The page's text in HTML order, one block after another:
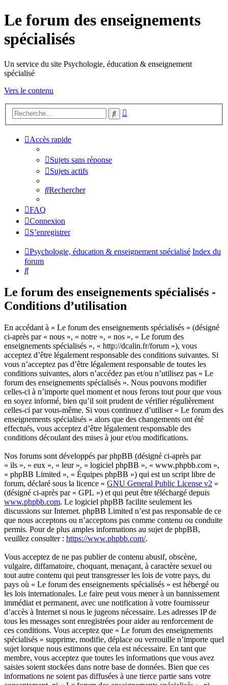
Le forum des enseignements
spécialisés
Un service du site Psychologie, éducation & enseignement
spécialisé
Vers le contenu
Rechercher
Accès rapide
Sujets sans réponse
Sujets actifs
Rechercher
FAQ
Connexion
S’enregistrer
Psychologie, éducation & enseignement spécialisé Index du
forum
Rechercher
Le forum des enseignements spécialisés -
Conditions d’utilisation
En accédant à « Le forum des enseignements spécialisés » (désigné
ci-après par « nous », « notre », « nos », « Le forum des
enseignements spécialisés », « http://dcalin.fr/forum »), vous
acceptez d’être légalement responsable des conditions suivantes. Si
vous n’acceptez pas d’être légalement responsable de toutes les
conditions suivantes, alors n’accédez pas et/ou n’utilisez pas « Le
forum des enseignements spécialisés ». Nous pouvons modifier
celles-ci à n’importe quel moment et nous ferons tout pour que vous
en soyez informé, bien qu’il soit prudent de vérifier régulièrement
celles-ci par vous-même. Si vous continuez d’utiliser « Le forum des
enseignements spécialisés » alors que des changements ont été
effectués, vous acceptez d’être légalement responsable des
conditions découlant des mises à jour et/ou modifications.
Nos forums sont développés par phpBB (désigné ci-après par
« ils », « eux », « leur », « logiciel phpBB », « www.phpbb.com »,
« phpBB Limited », « Équipes phpBB ») qui est un script libre de
forum, déclaré sous la licence « GNU General Public License v2 »
(désigné ci-après par « GPL ») et qui peut être téléchargé depuis
www.phpbb.com. Le logiciel phpBB facilite seulement les
discussions sur Internet. phpBB Limited n’est pas responsable de ce
que nous acceptons ou n’acceptons pas comme contenu ou conduite
permis. Pour de plus amples informations au sujet de phpBB,
veuillez consulter : https://www.phpbb.com/.
Vous acceptez de ne pas publier de contenu abusif, obscène,
vulgaire, diffamatoire, choquant, menaçant, à caractère sexuel ou
tout autre contenu qui peut transgresser les lois de votre pays, du
pays où « Le forum des enseignements spécialisés » est hébergé ou
les lois internationales. Le faire peut vous mener à un bannissement
immédiat et permanent, avec une notification à votre fournisseur
d’accès à Internet si nous le jugeons nécessaire. Les adresses IP de
tous les messages sont enregistrées pour aider au renforcement de
ces conditions. Vous acceptez que « Le forum des enseignements
spécialisés » supprime, modifie, déplace ou verrouille n’importe quel
sujet lorsque nous estimons que cela est nécessaire. En tant que
membre, vous acceptez que toutes les informations que vous avez
saisies soient stockées dans notre base de données. Bien que ces
informations ne soient pas diffusées à une tierce partie sans votre